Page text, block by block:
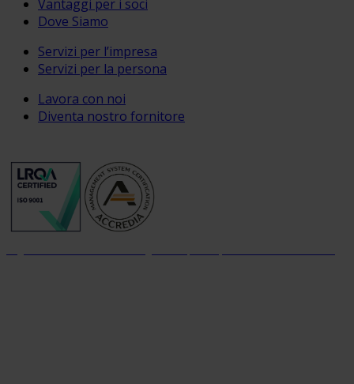
Vantaggi per i soci
Dove Siamo
Servizi per l’impresa
Servizi per la persona
Lavora con noi
Diventa nostro fornitore